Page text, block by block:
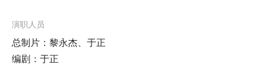
演职人员
总制片：黎永杰、于正
编剧：于正